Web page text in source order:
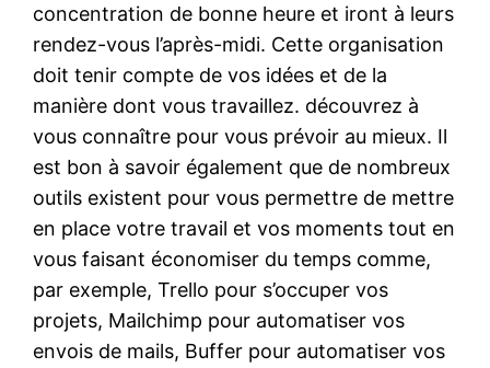
concentration de bonne heure et iront à leurs
rendez-vous l’après-midi. Cette organisation
doit tenir compte de vos idées et de la
manière dont vous travaillez. découvrez à
vous connaître pour vous prévoir au mieux. Il
est bon à savoir également que de nombreux
outils existent pour vous permettre de mettre
en place votre travail et vos moments tout en
vous faisant économiser du temps comme,
par exemple, Trello pour s’occuper vos
projets, Mailchimp pour automatiser vos
envois de mails, Buffer pour automatiser vos